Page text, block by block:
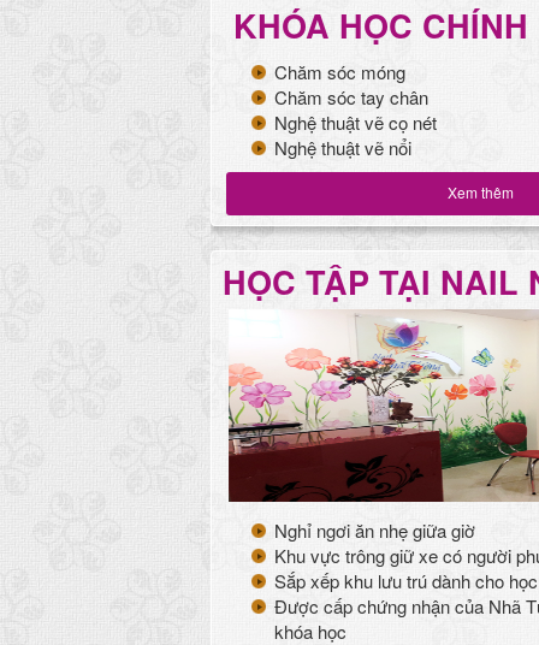
KHÓA HỌC CHÍNH
Chăm sóc móng
Chăm sóc tay chân
Nghệ thuật vẽ cọ nét
Nghệ thuật vẽ nổi
Xem thêm
HỌC TẬP TẠI NAIL
Nghỉ ngơi ăn nhẹ giữa giờ
Khu vực trông giữ xe có người
Sắp xếp khu lưu trú dành cho
Được cấp chứng nhận của Nhã
khóa học